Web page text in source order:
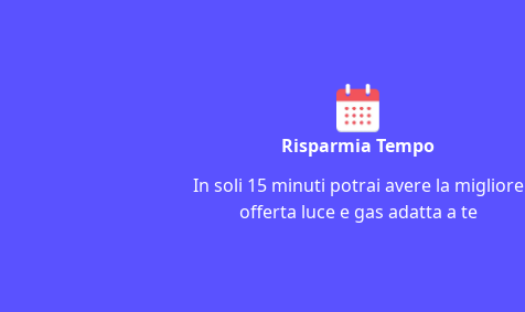
Risparmia Tempo
In soli 15 minuti potrai avere la migliore
offerta luce e gas adatta a te